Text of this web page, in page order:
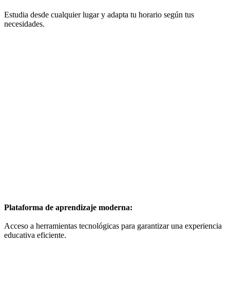
Estudia desde cualquier lugar y adapta tu horario según tus
necesidades.
Plataforma de aprendizaje moderna:
Acceso a herramientas tecnológicas para garantizar una experiencia
educativa eficiente.